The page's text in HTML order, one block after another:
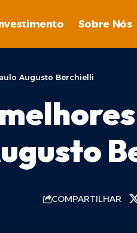
Sobre Nós
Augusto Berchielli
COMPARTILHAR